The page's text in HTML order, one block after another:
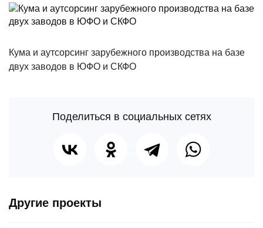
Кума и аутсорсинг зарубежного производства на базе
двух заводов в ЮФО и СКФО
Поделиться в социальных сетях
Другие проекты